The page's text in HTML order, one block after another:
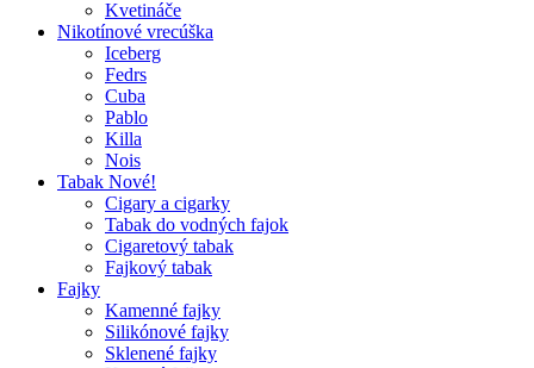
Kvetináče
Nikotínové vrecúška
Iceberg
Fedrs
Cuba
Pablo
Killa
Nois
Tabak Nové!
Cigary a cigarky
Tabak do vodných fajok
Cigaretový tabak
Fajkový tabak
Fajky
Kamenné fajky
Silikónové fajky
Sklenené fajky